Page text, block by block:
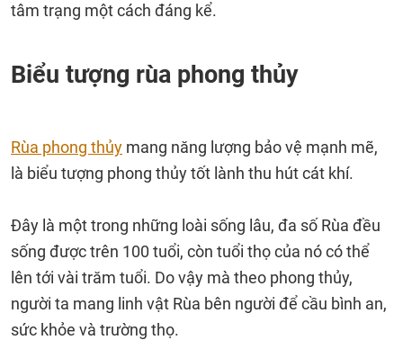
tâm trạng một cách đáng kể.
Biểu tượng rùa phong thủy
Rùa phong thủy mang năng lượng bảo vệ mạnh mẽ,
là biểu tượng phong thủy tốt lành thu hút cát khí.
Đây là một trong những loài sống lâu, đa số Rùa đều
sống được trên 100 tuổi, còn tuổi thọ của nó có thể
lên tới vài trăm tuổi. Do vậy mà theo phong thủy,
người ta mang linh vật Rùa bên người để cầu bình an,
sức khỏe và trường thọ.